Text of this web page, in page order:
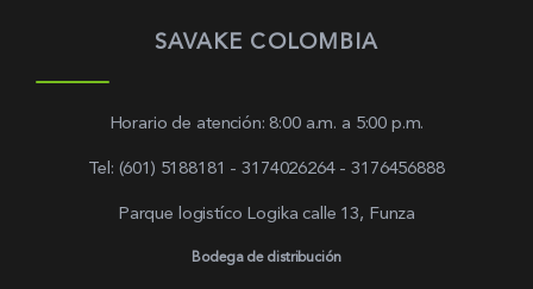
SAVAKE COLOMBIA
Horario de atención: 8:00 a.m. a 5:00 p.m.
Tel: (601) 5188181 - 3174026264 - 3176456888
Parque logistíco Logika calle 13, Funza
Bodega de distribución